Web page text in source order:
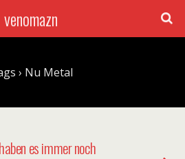
venomazn
› Nu Metal
es immer noch